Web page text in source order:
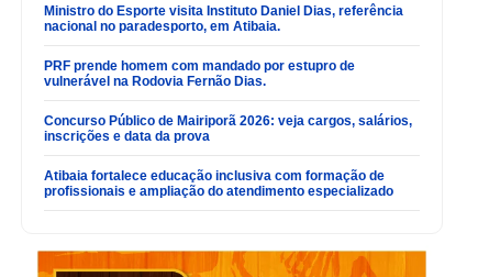
Ministro do Esporte visita Instituto Daniel Dias, referência
nacional no paradesporto, em Atibaia.
PRF prende homem com mandado por estupro de
vulnerável na Rodovia Fernão Dias.
Concurso Público de Mairiporã 2026: veja cargos, salários,
inscrições e data da prova
Atibaia fortalece educação inclusiva com formação de
profissionais e ampliação do atendimento especializado